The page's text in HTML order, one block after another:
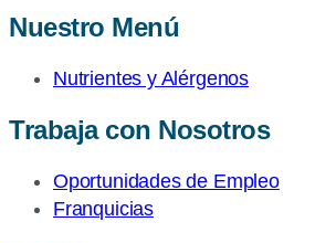
Nuestro Menú
Nutrientes y Alérgenos
Trabaja con Nosotros
Oportunidades de Empleo
Franquicias